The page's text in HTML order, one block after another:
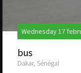
Wednesday 17
bus
Dakar, Sénégal